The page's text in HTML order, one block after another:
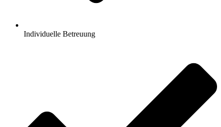
Individuelle Betreuung